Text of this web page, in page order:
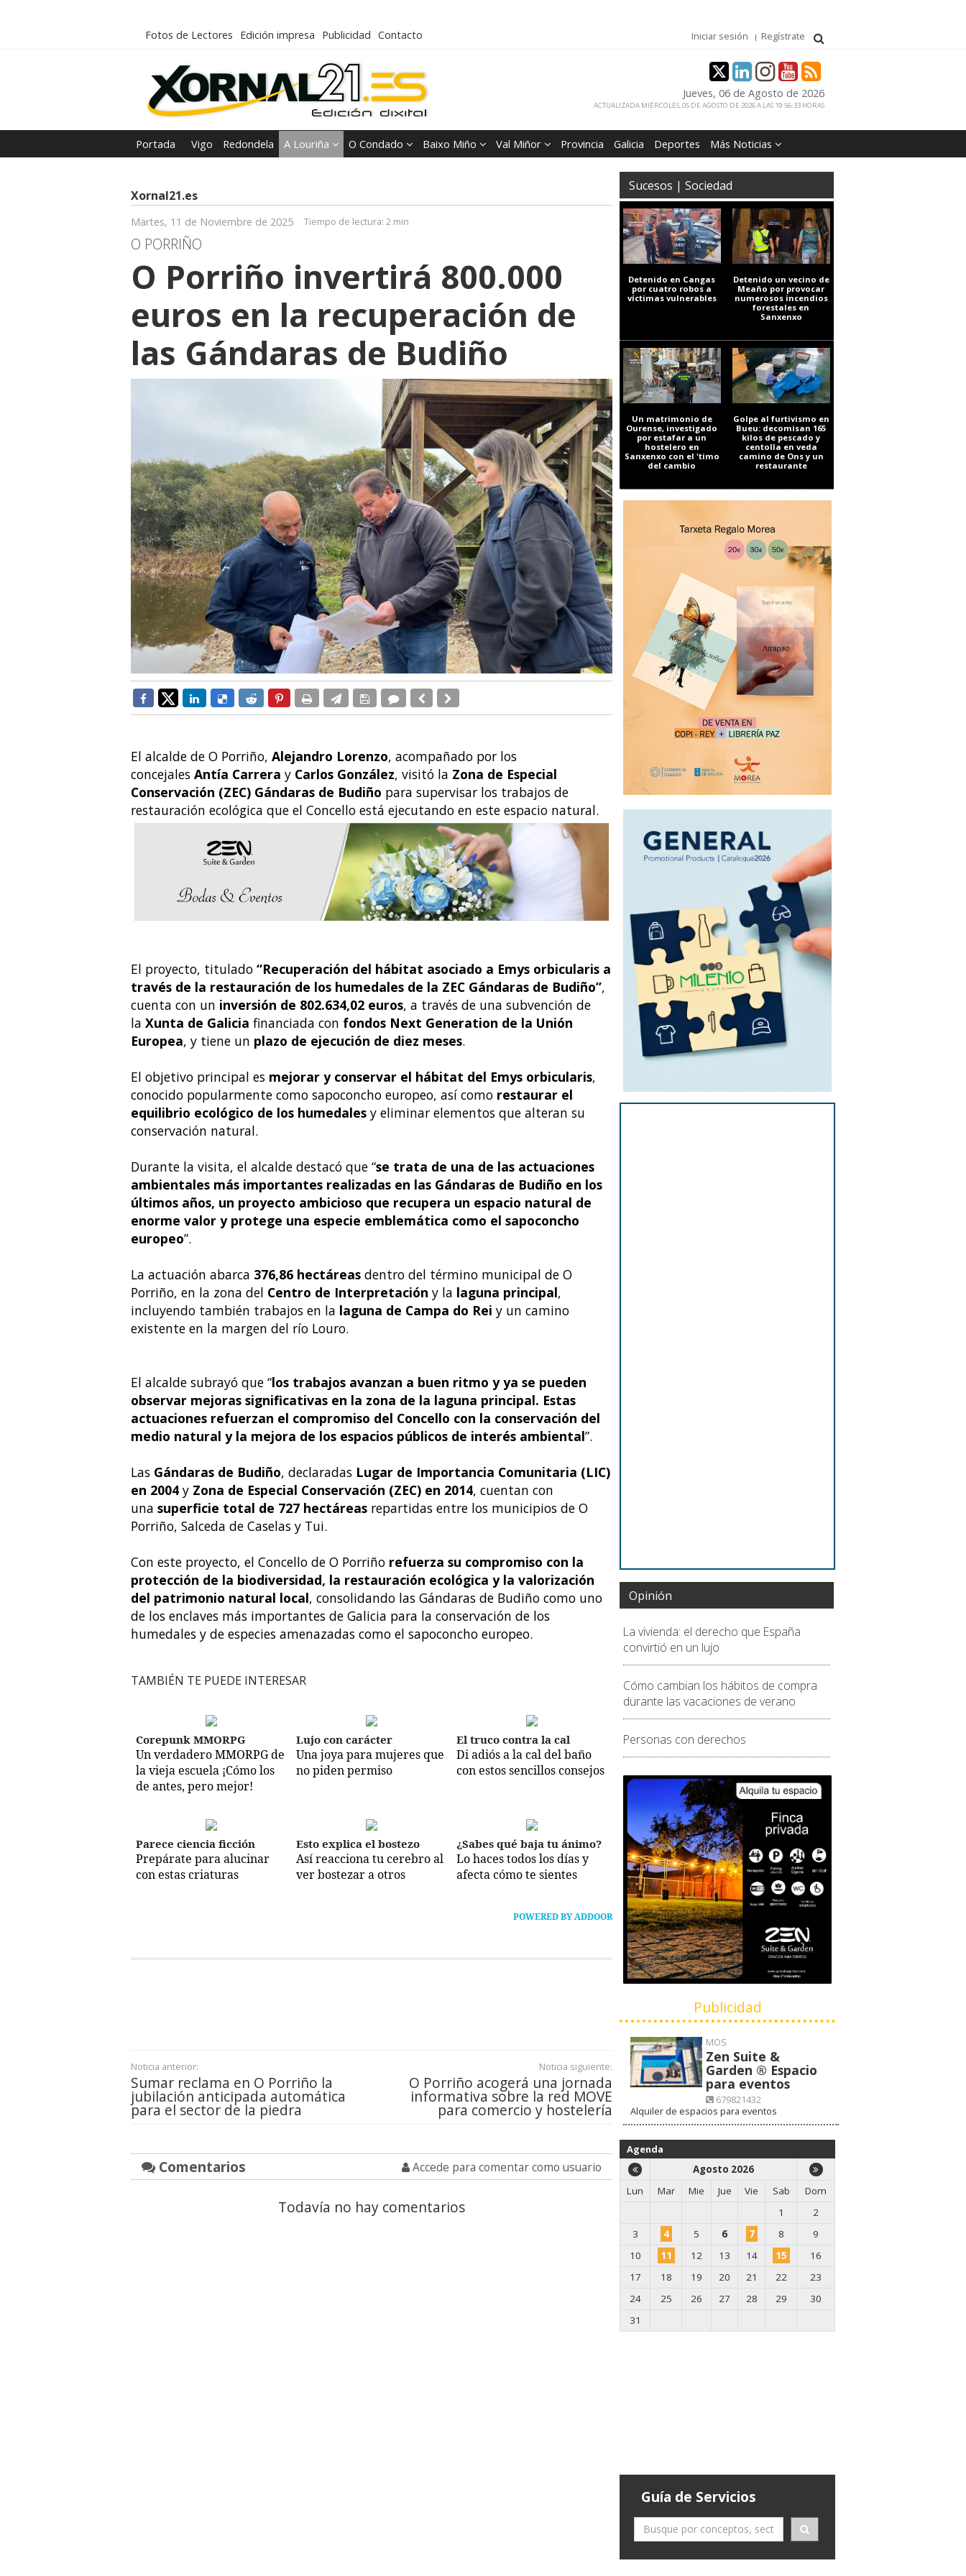
Fotos de Lectores Edición impresa Publicidad Contacto Iniciar sesión Regístrate
Jueves, 06 de Agosto de 2026
ACTUALIZADA MIÉRCOLES, 05 DE AGOSTO DE 2026 A LAS 19:56:33 HORAS
Portada Vigo Redondela A Louriña O Condado Baixo Miño Val Miñor Provincia Galicia Deportes Más Noticias
Xornal21.es
Martes, 11 de Noviembre de 2025 Tiempo de lectura: 2 min
O PORRIÑO
O Porriño invertirá 800.000
euros en la recuperación de
las Gándaras de Budiño
El alcalde de O Porriño, Alejandro Lorenzo, acompañado por los
concejales Antía Carrera y Carlos González, visitó la Zona de Especial
Conservación (ZEC) Gándaras de Budiño para supervisar los trabajos de
restauración ecológica que el Concello está ejecutando en este espacio natural.
El proyecto, titulado “Recuperación del hábitat asociado a Emys orbicularis a
través de la restauración de los humedales de la ZEC Gándaras de Budiño”,
cuenta con un inversión de 802.634,02 euros, a través de una subvención de
la Xunta de Galicia financiada con fondos Next Generation de la Unión
Europea, y tiene un plazo de ejecución de diez meses.
El objetivo principal es mejorar y conservar el hábitat del Emys orbicularis,
conocido popularmente como sapoconcho europeo, así como restaurar el
equilibrio ecológico de los humedales y eliminar elementos que alteran su
conservación natural.
Durante la visita, el alcalde destacó que “se trata de una de las actuaciones
ambientales más importantes realizadas en las Gándaras de Budiño en los
últimos años, un proyecto ambicioso que recupera un espacio natural de
enorme valor y protege una especie emblemática como el sapoconcho
europeo”.
La actuación abarca 376,86 hectáreas dentro del término municipal de O
Porriño, en la zona del Centro de Interpretación y la laguna principal,
incluyendo también trabajos en la laguna de Campa do Rei y un camino
existente en la margen del río Louro.
El alcalde subrayó que “los trabajos avanzan a buen ritmo y ya se pueden
observar mejoras significativas en la zona de la laguna principal. Estas
actuaciones refuerzan el compromiso del Concello con la conservación del
medio natural y la mejora de los espacios públicos de interés ambiental”.
Las Gándaras de Budiño, declaradas Lugar de Importancia Comunitaria (LIC)
en 2004 y Zona de Especial Conservación (ZEC) en 2014, cuentan con
una superficie total de 727 hectáreas repartidas entre los municipios de O
Porriño, Salceda de Caselas y Tui.
Con este proyecto, el Concello de O Porriño refuerza su compromiso con la
protección de la biodiversidad, la restauración ecológica y la valorización
del patrimonio natural local, consolidando las Gándaras de Budiño como uno
de los enclaves más importantes de Galicia para la conservación de los
humedales y de especies amenazadas como el sapoconcho europeo.
TAMBIÉN TE PUEDE INTERESAR
Corepunk MMORPG
Un verdadero MMORPG de
la vieja escuela ¡Cómo los
de antes, pero mejor!
Lujo con carácter
Una joya para mujeres que
no piden permiso
El truco contra la cal
Di adiós a la cal del baño
con estos sencillos consejos
Parece ciencia ficción
Prepárate para alucinar
con estas criaturas
Esto explica el bostezo
Así reacciona tu cerebro al
ver bostezar a otros
¿Sabes qué baja tu ánimo?
Lo haces todos los días y
afecta cómo te sientes
POWERED BY ADDOOR
Noticia anterior:
Sumar reclama en O Porriño la
jubilación anticipada automática
para el sector de la piedra
Noticia siguiente:
O Porriño acogerá una jornada
informativa sobre la red MOVE
para comercio y hostelería
Comentarios Accede para comentar como usuario
Todavía no hay comentarios
Sucesos | Sociedad
Detenido en Cangas
por cuatro robos a
víctimas vulnerables
Detenido un vecino de
Meaño por provocar
numerosos incendios
forestales en
Sanxenxo
Un matrimonio de
Ourense, investigado
por estafar a un
hostelero en
Sanxenxo con el 'timo
del cambio
Golpe al furtivismo en
Bueu: decomisan 165
kilos de pescado y
centolla en veda
camino de Ons y un
restaurante
Opinión
La vivienda: el derecho que España
convirtió en un lujo
Cómo cambian los hábitos de compra
durante las vacaciones de verano
Personas con derechos
Publicidad
MOS
Zen Suite &
Garden ® Espacio
para eventos
679821432
VISITAR WEB
Alquiler de espacios para eventos
Agenda
Agosto 2026
Lun
Mar Mie Jue Vie Sab
Dom
1
2
3
4 5 6 7 8
9
10
11 12 13 14 15
16
17
18 19 20 21 22
23
24
25 26 27 28 29
30
31
Guía de Servicios